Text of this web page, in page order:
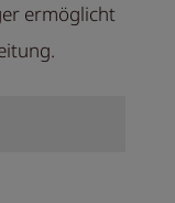
ermöglicht